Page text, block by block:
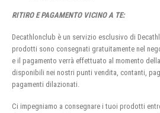
RITIRO E PAGAMENTO VICINO A TE:
Decathlonclub è un servizio esclusivo di
prodotti sono consegnati gratuitamente nel
e il pagamento verrà effettuato al momento
disponibili nei nostri punti vendita, contanti,
pagamenti dilazionati.
Ci impegniamo a consegnare i tuoi prodotti